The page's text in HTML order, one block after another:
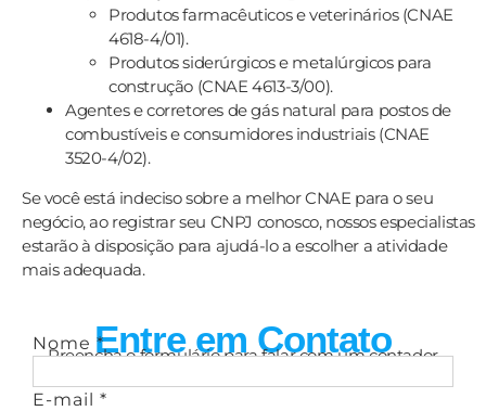
Produtos farmacêuticos e veterinários (CNAE
4618-4/01).
Produtos siderúrgicos e metalúrgicos para
construção (CNAE 4613-3/00).
Agentes e corretores de gás natural para postos de
combustíveis e consumidores industriais (CNAE
3520-4/02).
Se você está indeciso sobre a melhor CNAE para o seu
negócio, ao registrar seu CNPJ conosco, nossos especialistas
estarão à disposição para ajudá-lo a escolher a atividade
mais adequada.
Entre em Contato
Preencha o formulário para falar com um contador
Nome *
E-mail *